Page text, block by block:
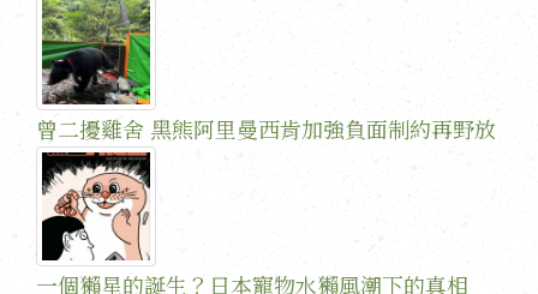
曾二擾雞舍 黑熊阿里曼西肯加強負面制約再野放
一個獺星的誕生？日本寵物水獺風潮下的真相